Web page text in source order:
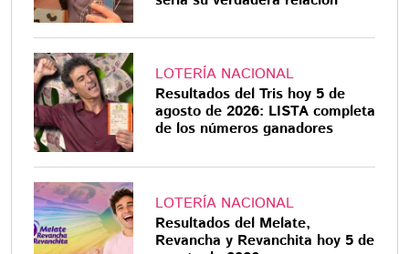
LOTERÍA NACIONAL
Resultados del Tris hoy 5 de
agosto de 2026: LISTA completa
de los números ganadores
LOTERÍA NACIONAL
Resultados del Melate,
Revancha y Revanchita hoy 5 de